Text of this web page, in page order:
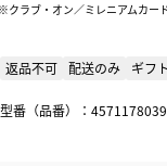
クラブ・オン／ミレニアムカー
返品不可 配送のみ ギフ
型番（品番）：